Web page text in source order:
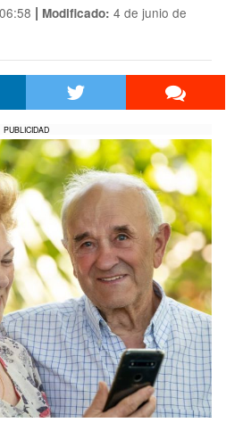
| Modificado: 4 de junio de
PUBLICIDAD